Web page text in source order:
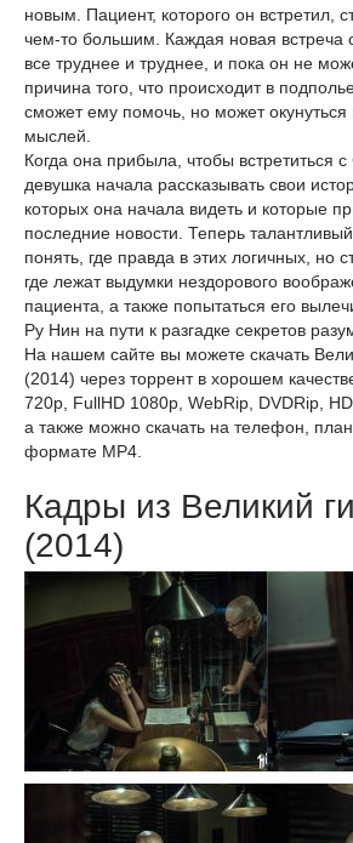
новым. Пациент, которого он встретил,
чем-то большим. Каждая новая встреча
все труднее и труднее, и пока он не
причина того, что происходит в
сможет ему помочь, но может окунуться
мыслей.
Когда она прибыла, чтобы встретиться
девушка начала рассказывать свои
которых она начала видеть и которые
последние новости. Теперь
понять, где правда в этих логичных, но
где лежат выдумки нездорового
пациента, а также попытаться его
Ру Нин на пути к разгадке секретов
На нашем сайте вы можете скачать
(2014) через торрент в хорошем
720p, FullHD 1080p, WebRip, DVDRip,
а также можно скачать на телефон,
формате MP4.
Кадры из Великий
(2014)